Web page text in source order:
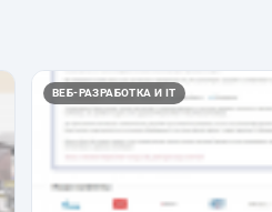
ВЕБ-РАЗРАБОТКА И IT